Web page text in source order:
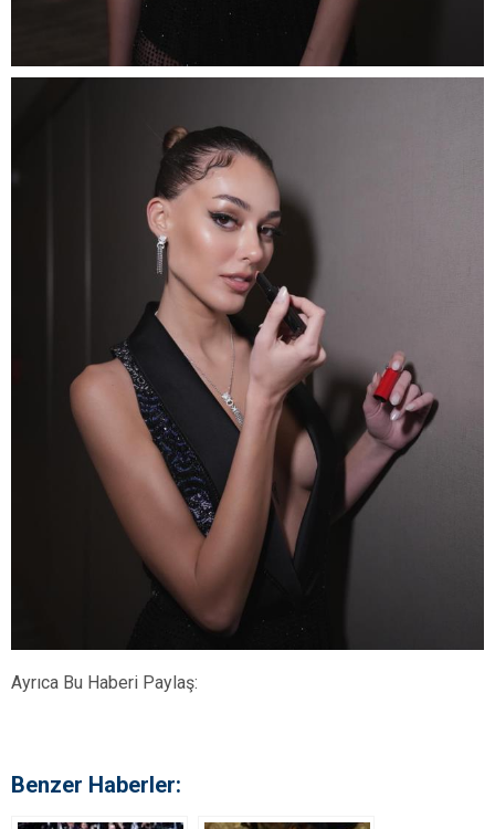
Ayrıca Bu Haberi Paylaş:
Benzer Haberler: